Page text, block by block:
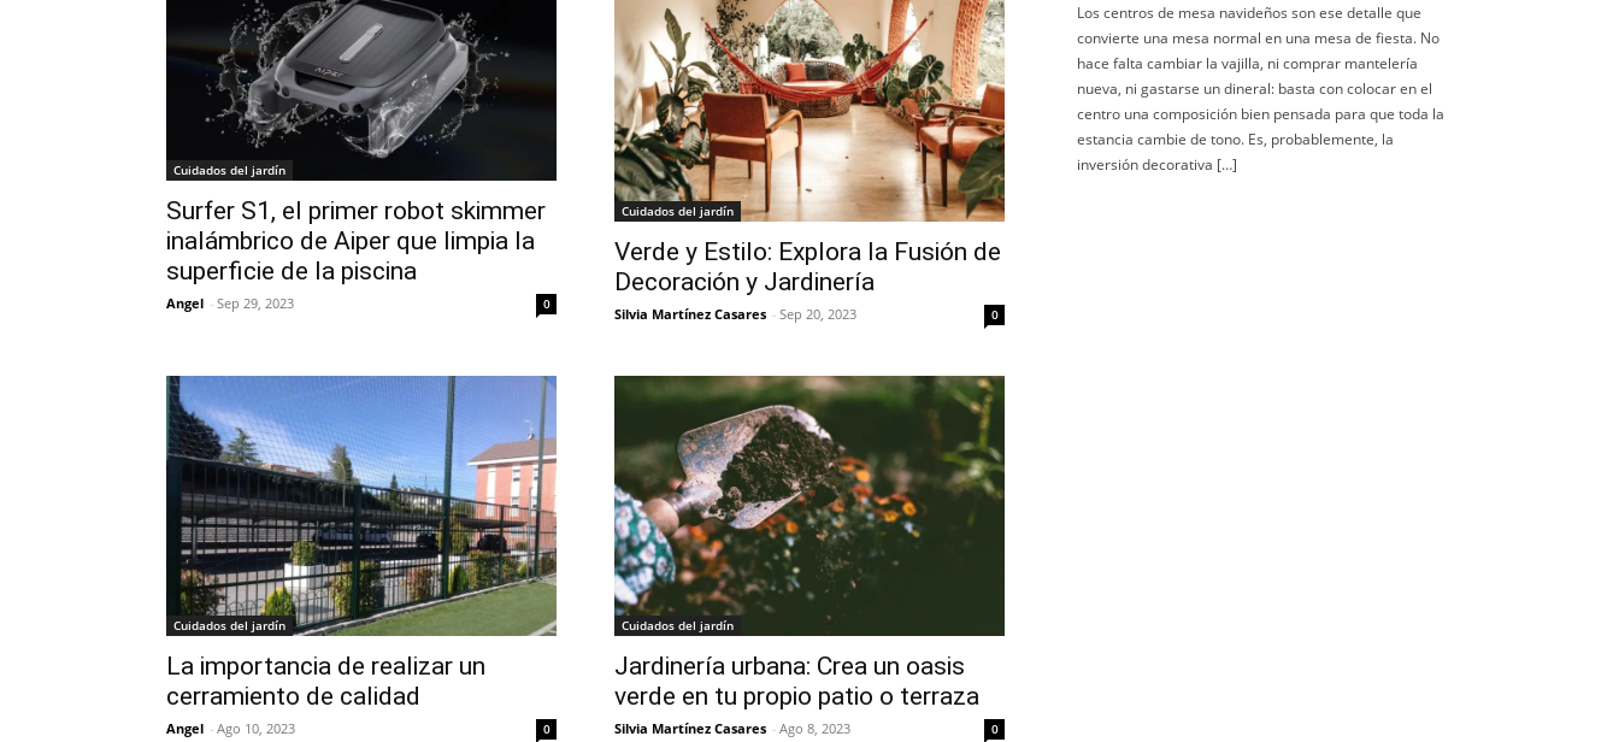
Cuidados del jardín
Surfer S1, el primer robot skimmer
inalámbrico de Aiper que limpia la
superficie de la piscina
Angel - Sep 29, 2023 0
Cuidados del jardín
Verde y Estilo: Explora la Fusión de
Decoración y Jardinería
Silvia Martínez Casares - Sep 20, 2023 0
Cuidados del jardín
La importancia de realizar un
cerramiento de calidad
Angel - Ago 10, 2023 0
Cuidados del jardín
Jardinería urbana: Crea un oasis
verde en tu propio patio o terraza
Silvia Martínez Casares - Ago 8, 2023 0
Los centros de mesa navideños son ese detalle que
convierte una mesa normal en una mesa de fiesta. No
hace falta cambiar la vajilla, ni comprar mantelería
nueva, ni gastarse un dineral: basta con colocar en el
centro una composición bien pensada para que toda la
estancia cambie de tono. Es, probablemente, la
inversión decorativa […]